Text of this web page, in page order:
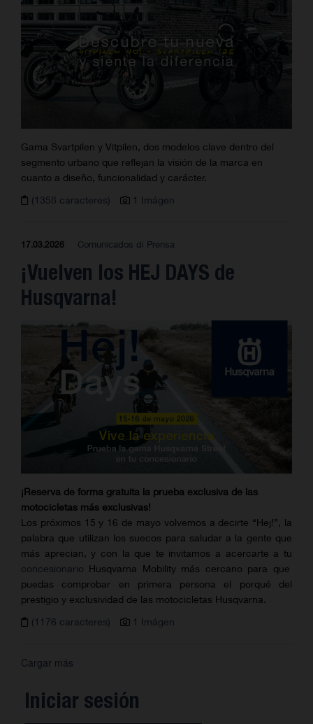
Gama Svartpilen y Vitpilen, dos modelos clave dentro del
segmento urbano que reflejan la visión de la marca en
cuanto a diseño, funcionalidad y carácter.
(1358 caracteres)
1 Imágen
17.03.2026 Comunicados di Prensa
¡Vuelven los HEJ DAYS de
Husqvarna!
¡Reserva de forma gratuita la prueba exclusiva de las
motocicletas más exclusivas!
Los próximos 15 y 16 de mayo volvemos a decirte “Hej!”, la
palabra que utilizan los suecos para saludar a la gente que
más aprecian, y con la que te invitamos a acercarte a tu
concesionario Husqvarna Mobility más cercano para que
puedas comprobar en primera persona el porqué del
prestigio y exclusividad de las motocicletas Husqvarna.
(1176 caracteres)
1 Imágen
Cargar más
Iniciar sesión